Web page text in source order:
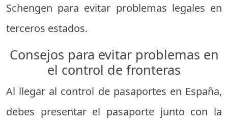
Schengen para evitar problemas legales en
terceros estados.
Consejos para evitar problemas en
el control de fronteras
Al llegar al control de pasaportes en España,
debes presentar el pasaporte junto con la